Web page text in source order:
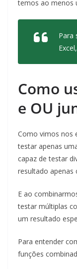
temos ao menos
Para
Como
e OU
Como vimos nos
testar apenas
capaz de testar
resultado apenas
E ao
testar múltiplas
um resultado
Para entender
funções